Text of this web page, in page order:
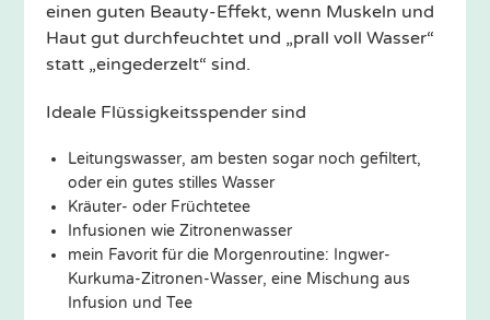
einen guten Beauty-Effekt, wenn Muskeln und
Haut gut durchfeuchtet und „prall voll Wasser“
statt „eingederzelt“ sind.
Ideale Flüssigkeitsspender sind
Leitungswasser, am besten sogar noch gefiltert,
oder ein gutes stilles Wasser
Kräuter- oder Früchtetee
Infusionen wie Zitronenwasser
mein Favorit für die Morgenroutine: Ingwer-
Kurkuma-Zitronen-Wasser, eine Mischung aus
Infusion und Tee